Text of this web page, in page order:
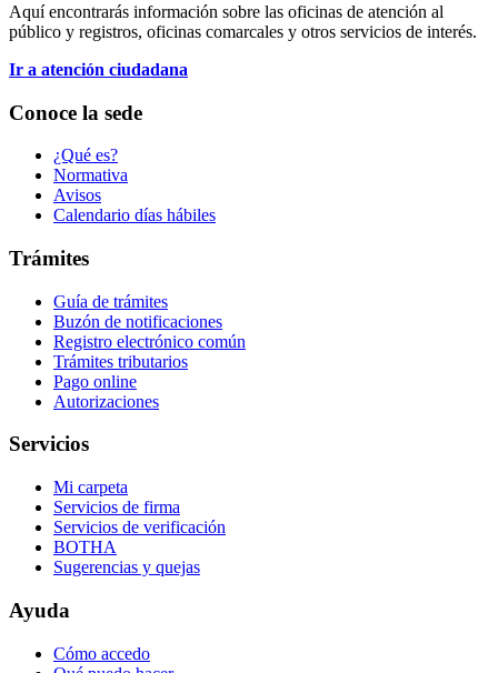
Aquí encontrarás información sobre las oficinas de atención al
público y registros, oficinas comarcales y otros servicios de interés.
Ir a atención ciudadana
Conoce la sede
¿Qué es?
Normativa
Avisos
Calendario días hábiles
Trámites
Guía de trámites
Buzón de notificaciones
Registro electrónico común
Trámites tributarios
Pago online
Autorizaciones
Servicios
Mi carpeta
Servicios de firma
Servicios de verificación
BOTHA
Sugerencias y quejas
Ayuda
Cómo accedo